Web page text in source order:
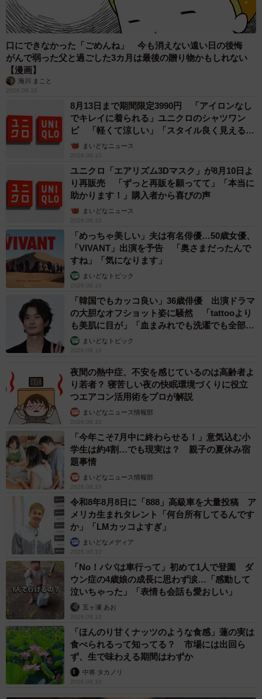
口にできなかった「ごめんね」 今も消えない遠い日の後悔
がんで弱った父と過ごした3カ月は最後の贈り物かもしれない
【漫画】
海川 まこと
2026.08.10
8月13日まで期間限定3990円 「アイロンなし
でキレイに着られる」ユニクロのシャツワン
ピ 「軽くて涼しい」「スタイル良く見える」
の声まいどなニュース
2026.08.10
ユニクロ「エアリズム3Dマスク」が8月10日よ
り再販売 「ずっと再販を願ってて」「本当に
助かります！」購入者から喜びの声
まいどなニュース
2026.08.10
「めっちゃ美しい」夫は有名俳優…50歳女優、
「VIVANT」出演を予告 「奥さまだったんで
すね」「気になります」
まいどなトピック
2026.08.10
「韓国でもカッコ良い」36歳俳優 出演ドラマ
の大胆なオフショット姿に騒然 「tattooより
も美肌に目が」「血まみれでも洗濯でも全部か
っこいい」
まいどなトピック
2026.08.10
夜間の熱中症、不安を感じているのは高齢者よ
り若者？ 寝苦しい夜の快眠環境づくりに役立
つエアコン活用術をプロが解説
まいどなニュース情報部
2026.08.10
「今年こそ7月中に終わらせる！」意気込む小
学生は約4割…でも現実は？ 親子の夏休み宿
題事情
まいどなニュース情報部
2026.08.10
令和8年8月8日に「888」高級車を大量投稿 ア
メリカ生まれタレント「何台所有してるんです
か」「LMカッコよすぎ」
まいどなメディア
2026.08.10
「No！パパは車行って」初めて1人で登園 ダ
ウン症の4歳娘の成長に思わず涙…「感動して
泣いちゃった」「表情も会話も愛おしい」
五ヶ瀬 あお
2026.08.10
「ほんのり甘くナッツのような食感」蓮の実は
食べられるって知ってる？ 市場には出回ら
ず、生で味わえる期間はわずか
中将 タカノリ
2026.08.10